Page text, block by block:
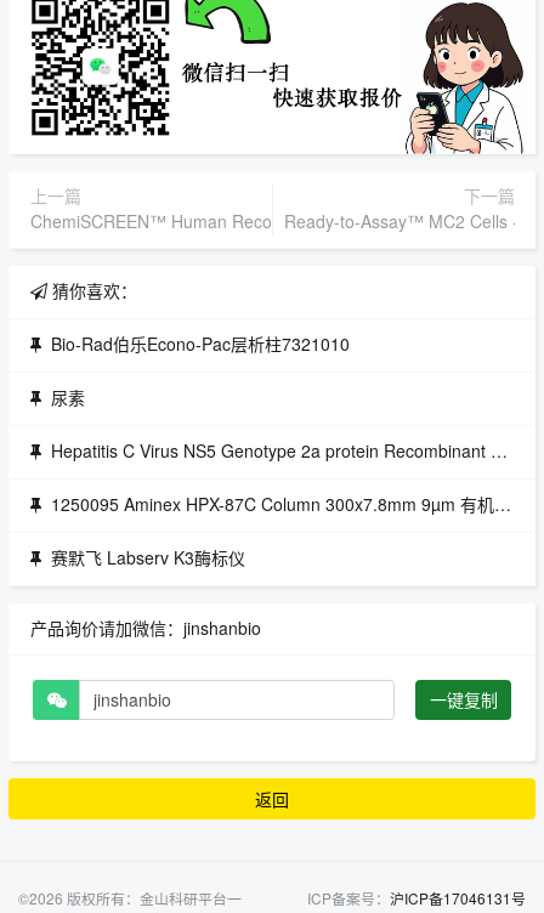
上一篇
ChemiSCREEN™ Human Recombinant MC2 Melanocortin
下一篇
Ready-to-Assay™ MC2 Cells -
猜你喜欢：
Bio-Rad伯乐Econo-Pac层析柱7321010
尿素
Hepatitis C Virus NS5 Genotype 2a protein Recombinant Proteins
1250095 Aminex HPX-87C Column 300x7.8mm 9µm 有机酸 乙醇 糖分析专用柱
赛默飞 Labserv K3酶标仪
产品询价请加微信：jinshanbio
一键复制
返回
©2026 版权所有：金山科研平台一
ICP备案号： 沪ICP备17046131号